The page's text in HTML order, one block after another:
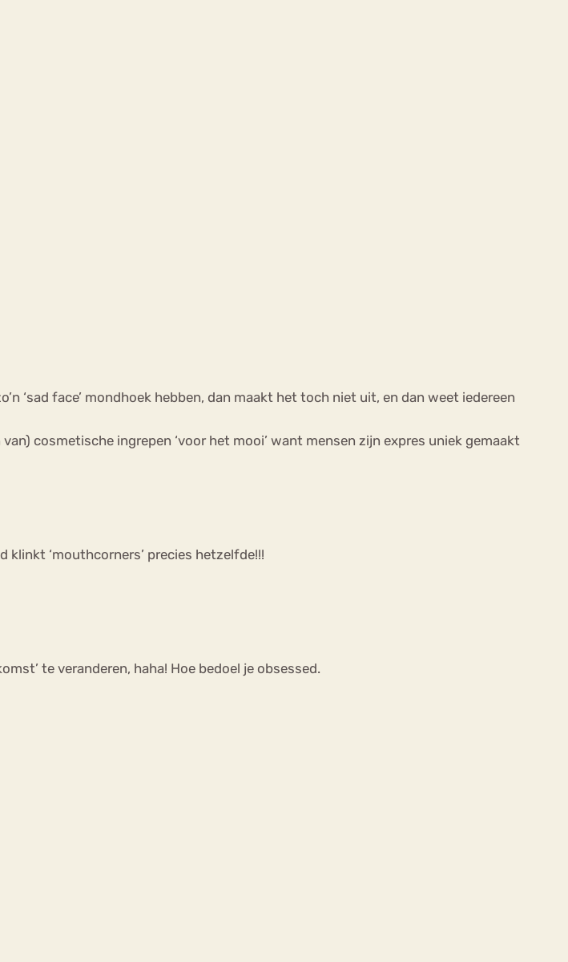
‘sad face’ mondhoek hebben, dan maakt het toch niet uit, en dan weet iedereen
cosmetische ingrepen ‘voor het mooi’ want mensen zijn expres uniek gemaakt
‘mouthcorners’ precies hetzelfde!!!
te veranderen, haha! Hoe bedoel je obsessed.